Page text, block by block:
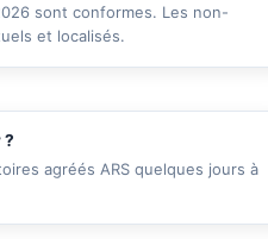
sont conformes. Les non-
et localisés.
?
agréés ARS quelques jours à